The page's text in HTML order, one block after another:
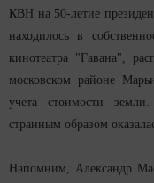
КВН на 50-летие
находилось в
кинотеатра "Гавана",
московском районе
учета стоимости
странным образом
Напомним, Александр